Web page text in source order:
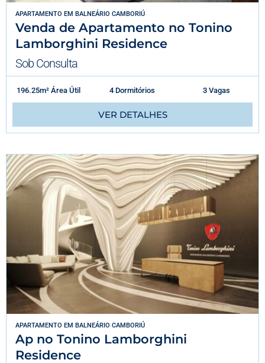
APARTAMENTO EM BALNEÁRIO CAMBORIÚ
Venda de Apartamento no Tonino
Lamborghini Residence
Sob Consulta
196.25m² Área Útil 4 Dormitórios 3 Vagas
VER DETALHES
APARTAMENTO EM BALNEÁRIO CAMBORIÚ
Ap no Tonino Lamborghini
Residence